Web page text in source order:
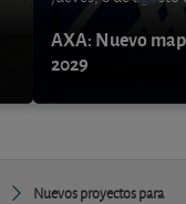
AXA: Nuevo
2029
Nuevos proyectos para